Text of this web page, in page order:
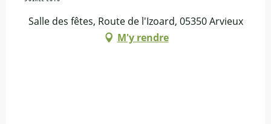
Salle des fêtes, Route de l'Izoard, 05350 Arvieux
M'y rendre